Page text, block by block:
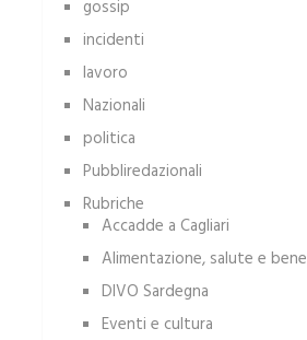
gossip
incidenti
lavoro
Nazionali
politica
Pubbliredazionali
Rubriche
Accadde a Cagliari
Alimentazione, salute e
DIVO Sardegna
Eventi e cultura